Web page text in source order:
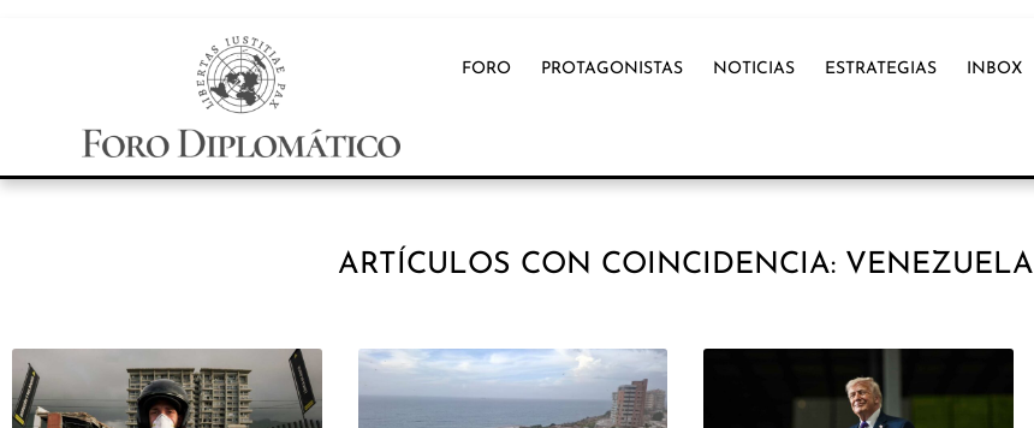
FORO PROTAGONISTAS NOTICIAS ESTRATEGIAS INBOX
ARTÍCULOS CON COINCIDENCIA: VENEZUELA